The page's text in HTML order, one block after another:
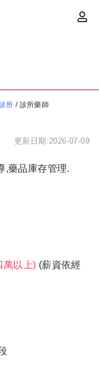
所 / 診所藥師
更新日期:2026-07-09
,藥品庫存管理.
萬以上) (薪資依經